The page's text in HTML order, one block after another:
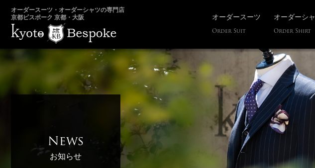
オーダースーツ・オーダーシャツの専門店
京都ビスポーク 京都・大阪
オーダースーツ
Order Suit
オーダーシ
Order Shirt
News
お知らせ